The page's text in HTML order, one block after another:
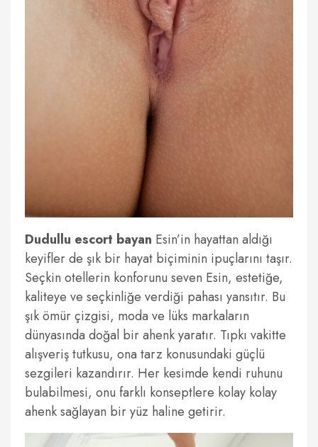
Dudullu escort bayan Esin’in hayattan aldığı
keyifler de şık bir hayat biçiminin ipuçlarını taşır.
Seçkin otellerin konforunu seven Esin, estetiğe,
kaliteye ve seçkinliğe verdiği pahası yansıtır. Bu
şık ömür çizgisi, moda ve lüks markaların
dünyasında doğal bir ahenk yaratır. Tıpkı vakitte
alışveriş tutkusu, ona tarz konusundaki güçlü
sezgileri kazandırır. Her kesimde kendi ruhunu
bulabilmesi, onu farklı konseptlere kolay kolay
ahenk sağlayan bir yüz haline getirir.